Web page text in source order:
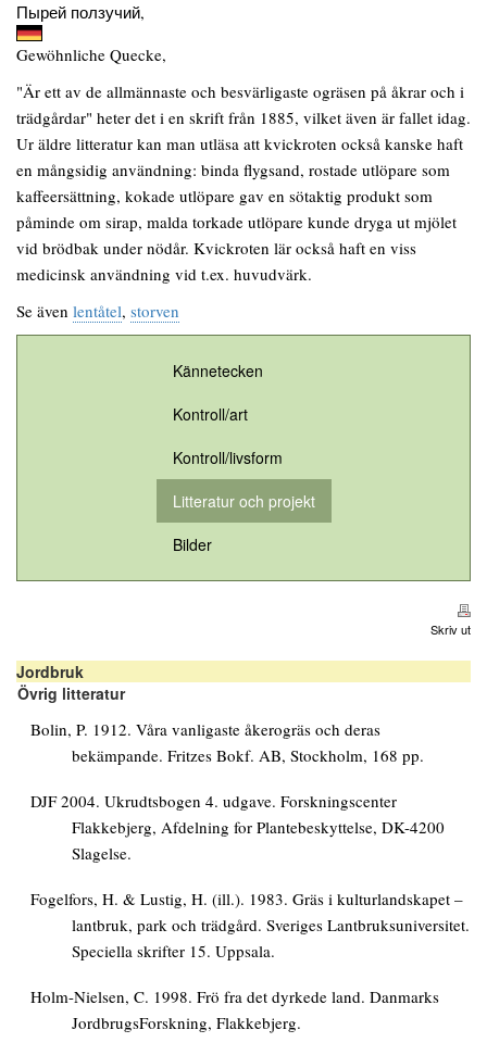
Пырей ползучий,
Gewöhnliche Quecke,
"Är ett av de allmännaste och besvärligaste ogräsen på åkrar och i
trädgårdar" heter det i en skrift från 1885, vilket även är fallet idag.
Ur äldre litteratur kan man utläsa att kvickroten också kanske haft
en mångsidig användning: binda flygsand, rostade utlöpare som
kaffeersättning, kokade utlöpare gav en sötaktig produkt som
påminde om sirap, malda torkade utlöpare kunde dryga ut mjölet
vid brödbak under nödår. Kvickroten lär också haft en viss
medicinsk användning vid t.ex. huvudvärk.
Se även lentåtel, storven
Kännetecken
Kontroll/art
Kontroll/livsform
Litteratur och projekt
Bilder
Skriv ut
Jordbruk
Övrig litteratur
Bolin, P. 1912. Våra vanligaste åkerogräs och deras
bekämpande. Fritzes Bokf. AB, Stockholm, 168 pp.
DJF 2004. Ukrudtsbogen 4. udgave. Forskningscenter
Flakkebjerg, Afdelning for Plantebeskyttelse, DK-4200
Slagelse.
Fogelfors, H. & Lustig, H. (ill.). 1983. Gräs i kulturlandskapet –
lantbruk, park och trädgård. Sveriges Lantbruksuniversitet.
Speciella skrifter 15. Uppsala.
Holm-Nielsen, C. 1998. Frö fra det dyrkede land. Danmarks
JordbrugsForskning, Flakkebjerg.